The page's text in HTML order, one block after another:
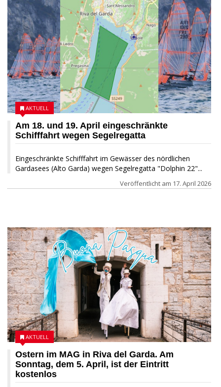
Am 18. und 19. April eingeschränkte
Schifffahrt wegen Segelregatta
Eingeschränkte Schifffahrt im Gewässer des nördlichen
Gardasees (Alto Garda) wegen Segelregatta "Dolphin 22"...
AKTUELL
Veröffentlicht am 17. April 2026
03 APRIL 2026
Ostern im MAG in Riva del Garda. Am
Sonntag, dem 5. April, ist der Eintritt
kostenlos
AKTUELL